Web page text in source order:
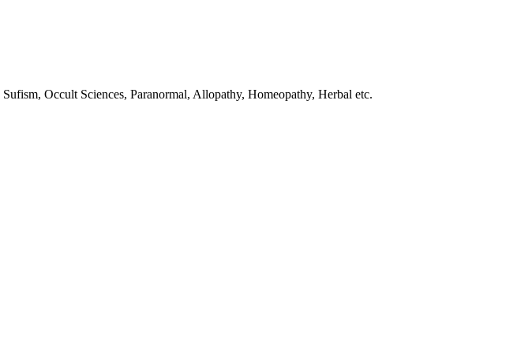
Occult Sciences, Paranormal, Allopathy, Homeopathy, Herbal etc.